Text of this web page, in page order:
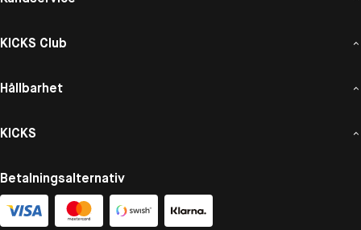
KICKS Club
Hållbarhet
KICKS
Betalningsalternativ